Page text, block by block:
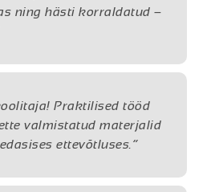
ning hästi korraldatud –
Praktilised tööd
valmistatud materjalid
ettevõtluses.“